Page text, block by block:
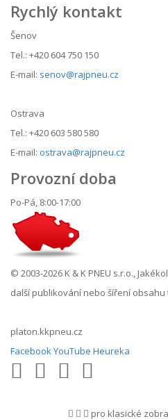
Rychlý kontakt
Šenov
Tel.: +420 604 750 150
E-mail: senov@rajpneu.cz
Ostrava
Tel.: +420 603 580 580
E-mail: ostrava@rajpneu.cz
Provozní doba
Po-Pá, 8:00-17:00
© 2003-2026 K & K PNEU s.r.o.,
další publikování nebo šíření
platon.kkpneu.cz
FacebookYouTube Heureka
pro klasické